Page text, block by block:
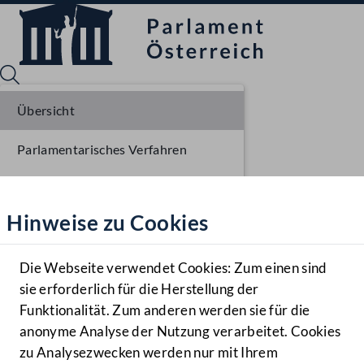
Hilfe
Benutzer
Navigationsmenü öffnen
MENÜ
Hinweise zu Cookies
Die Webseite verwendet Cookies: Zum einen sind
sie erforderlich für die Herstellung der
Funktionalität. Zum anderen werden sie für die
anonyme Analyse der Nutzung verarbeitet. Cookies
zu Analysezwecken werden nur mit Ihrem
Übersicht
Parlamentarisches Verfahren